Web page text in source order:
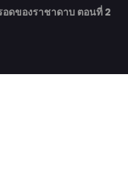
ของราชาดาบ ตอนที่ 2